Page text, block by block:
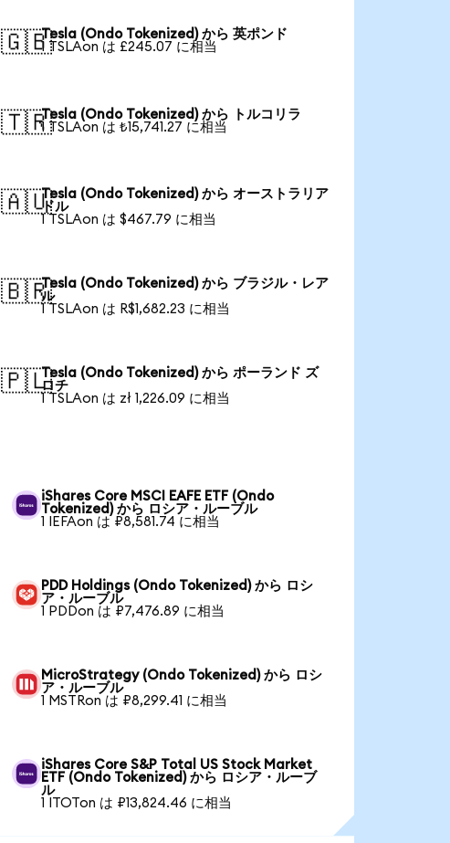
🇬🇧Tesla (Ondo Tokenized) から 英ポンド
1 TSLAon は £245.07 に相当
🇹🇷Tesla (Ondo Tokenized) から トルコリラ
1 TSLAon は ₺15,741.27 に相当
🇦🇺Tesla (Ondo Tokenized) から オーストラリア
ドル
1 TSLAon は $467.79 に相当
🇧🇷Tesla (Ondo Tokenized) から ブラジル・レア
ル
1 TSLAon は R$1,682.23 に相当
🇵🇱Tesla (Ondo Tokenized) から ポーランド ズ
ロチ
1 TSLAon は zł 1,226.09 に相当
iShares Core MSCI EAFE ETF (Ondo
Tokenized) から ロシア・ルーブル
1 IEFAon は ₽8,581.74 に相当
PDD Holdings (Ondo Tokenized) から ロシ
ア・ルーブル
1 PDDon は ₽7,476.89 に相当
MicroStrategy (Ondo Tokenized) から ロシ
ア・ルーブル
1 MSTRon は ₽8,299.41 に相当
iShares Core S&P Total US Stock Market
ETF (Ondo Tokenized) から ロシア・ルーブ
ル
1 ITOTon は ₽13,824.46 に相当